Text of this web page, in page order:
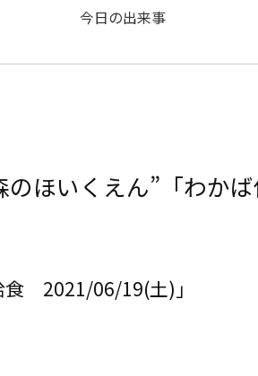
今日の出来事
のほいくえん”「わか
食 2021/06/19(土)」